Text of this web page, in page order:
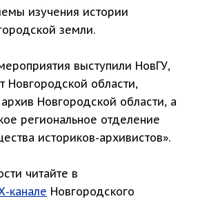
изучения истории
земли.
выступили НовГУ,
Новгородской области,
Новгородской области, а
региональное отделение
историков-архивистов».
читайте в
канале Новгородского